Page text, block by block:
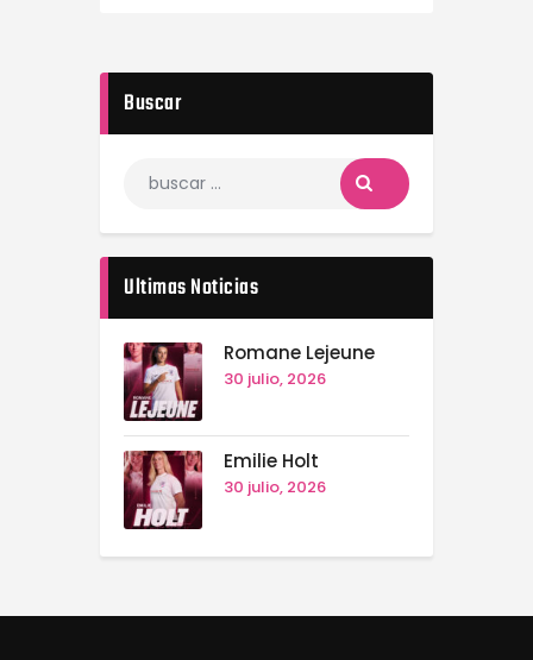
Buscar
Ultimas Noticias
Romane Lejeune
30 julio, 2026
Emilie Holt
30 julio, 2026